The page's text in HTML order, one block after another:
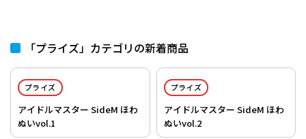
「プライズ」カテゴリの新着商品
プライズ
アイドルマスター SideM ほわ
ぬいvol.1
プライズ
アイドルマスター SideM ほわ
ぬいvol.2